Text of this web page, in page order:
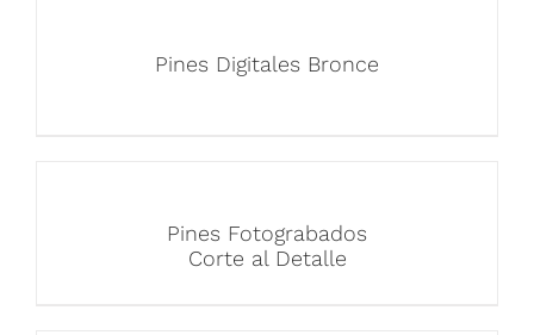
Pines Digitales Bronce
Pines Fotograbados
Corte al Detalle